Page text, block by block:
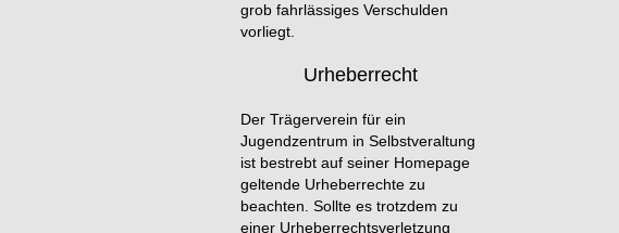
grob fahrlässiges Verschulden
vorliegt.
Urheberrecht
Der Trägerverein für ein
Jugendzentrum in Selbstveraltung
ist bestrebt auf seiner Homepage
geltende Urheberrechte zu
beachten. Sollte es trotzdem zu
einer Urheberrechtsverletzung